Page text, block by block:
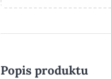
Popis produktu